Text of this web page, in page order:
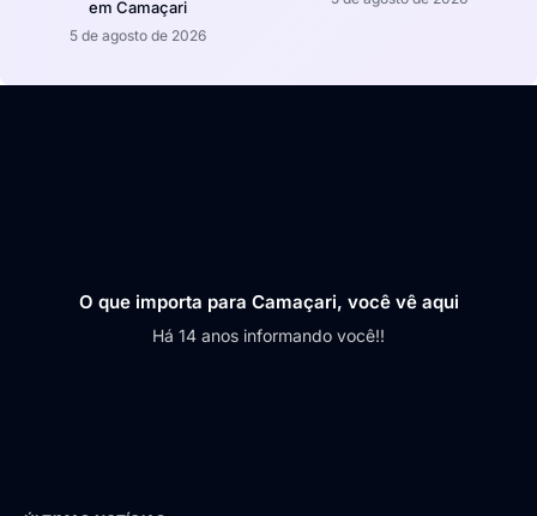
em Camaçari
5 de agosto de 2026
O que importa para Camaçari, você vê aqui
Há 14 anos informando você!!